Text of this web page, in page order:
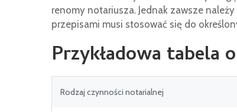
renomy notariusza. Jednak zawsze
przepisami musi stosować się do
Przykładowa tabela
Rodzaj czynności notarialnej